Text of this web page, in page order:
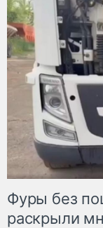
Фуры без
раскрыли